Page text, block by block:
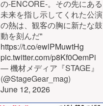
の-ENCORE-。その先にある
未来を指し示してくれた公演
の熱は、観客の胸に新たな鼓
動を刻んだ"
https://t.co/ewlPMuwtHg
pic.twitter.com/p8Kf0OemPi
— 機材メディア『STAGE』
(@StageGear_mag)
June 12, 2026